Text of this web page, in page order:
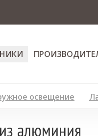
освещение
алюминия